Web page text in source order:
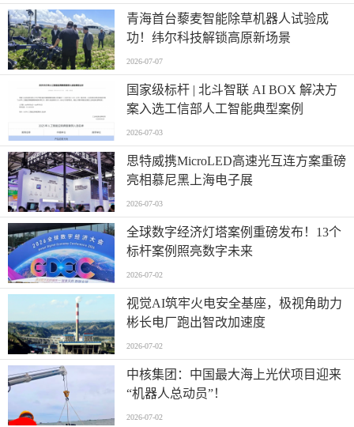
青海首台藜麦智能除草机器人试验成
功！纬尔科技解锁高原新场景
2026-07-07
国家级标杆 | 北斗智联 AI BOX 解决方
案入选工信部人工智能典型案例
2026-07-03
思特威携MicroLED高速光互连方案重磅
亮相慕尼黑上海电子展
2026-07-03
全球数字经济灯塔案例重磅发布！13个
标杆案例照亮数字未来
2026-07-02
视觉AI筑牢火电安全基座，极视角助力
彬长电厂跑出智改加速度
2026-07-02
中核集团：中国最大海上光伏项目迎来
“机器人总动员”！
2026-07-02